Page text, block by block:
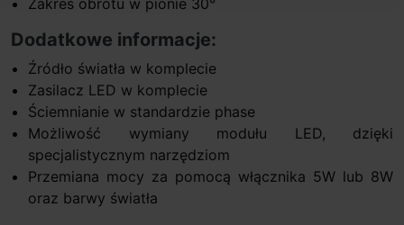
Dodatkowe informacje:
Źródło światła w komplecie
Zasilacz LED w komplecie
Ściemnianie w standardzie phase
Możliwość wymiany modułu LED, dzięki
specjalistycznym narzędziom
Przemiana mocy za pomocą włącznika 5W lub 8W
oraz barwy światła